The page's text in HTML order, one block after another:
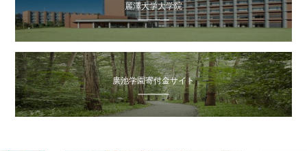
麗澤大学大学院
廣池学園寄付金サイト